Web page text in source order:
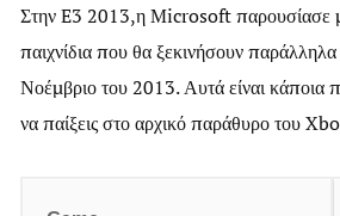
Στην E3 2013,η Microsoft παρουσίασε
παιχνίδια που θα ξεκινήσουν
Νοέμβριο του 2013. Αυτά είναι κάποια
να παίξεις στο αρχικό παράθυρο του